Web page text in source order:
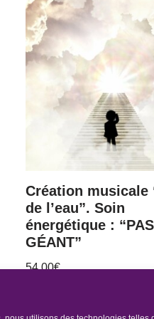
Création musicale
de l’eau”. Soin
énergétique :
GÉANT”
54.00€